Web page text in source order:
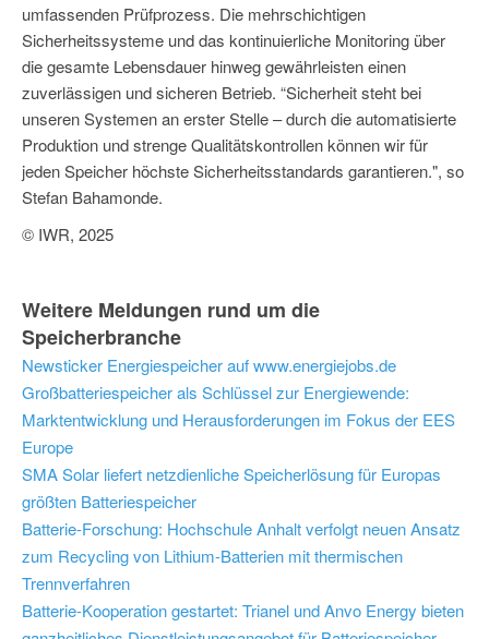
umfassenden Prüfprozess. Die mehrschichtigen
Sicherheitssysteme und das kontinuierliche Monitoring über
die gesamte Lebensdauer hinweg gewährleisten einen
zuverlässigen und sicheren Betrieb. “Sicherheit steht bei
unseren Systemen an erster Stelle – durch die automatisierte
Produktion und strenge Qualitätskontrollen können wir für
jeden Speicher höchste Sicherheitsstandards garantieren.", so
Stefan Bahamonde.
© IWR, 2025
Weitere Meldungen rund um die
Speicherbranche
Newsticker Energiespeicher auf www.energiejobs.de
Großbatteriespeicher als Schlüssel zur Energiewende:
Marktentwicklung und Herausforderungen im Fokus der EES
Europe
SMA Solar liefert netzdienliche Speicherlösung für Europas
größten Batteriespeicher
Batterie-Forschung: Hochschule Anhalt verfolgt neuen Ansatz
zum Recycling von Lithium-Batterien mit thermischen
Trennverfahren
Batterie-Kooperation gestartet: Trianel und Anvo Energy bieten